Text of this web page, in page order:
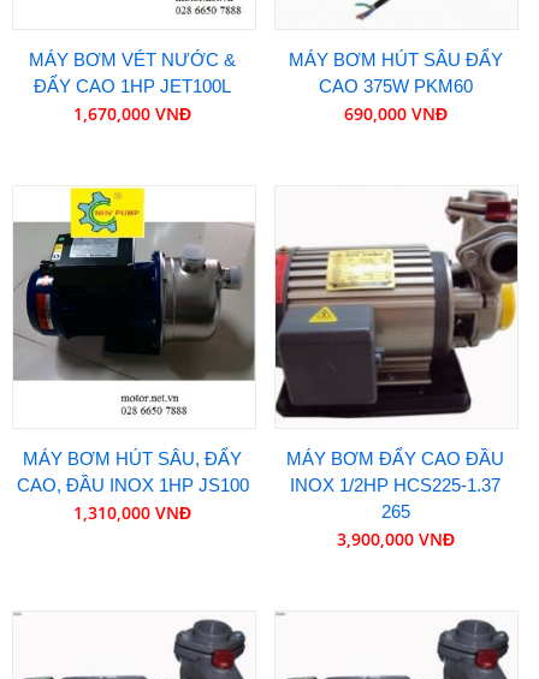
MÁY BƠM VÉT NƯỚC &
ĐẨY CAO 1HP JET100L
1,670,000 VNĐ
MÁY BƠM HÚT SÂU ĐẨY
CAO 375W PKM60
690,000 VNĐ
MÁY BƠM HÚT SÂU, ĐẨY
CAO, ĐẦU INOX 1HP JS100
1,310,000 VNĐ
MÁY BƠM ĐẨY CAO ĐẦU
INOX 1/2HP HCS225-1.37
265
3,900,000 VNĐ